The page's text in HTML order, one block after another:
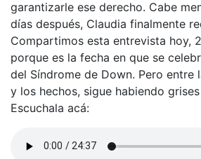
garantizarle ese derecho. Cabe
días después, Claudia finalmente
Compartimos esta entrevista hoy,
porque es la fecha en que se
del Síndrome de Down. Pero entre
y los hechos, sigue habiendo
Escuchala acá: